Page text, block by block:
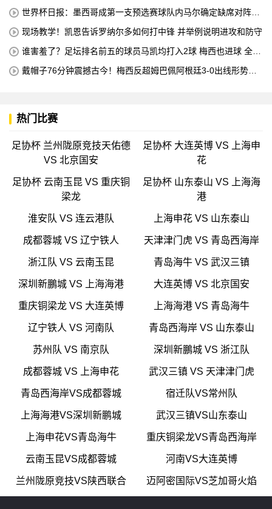
世界杯日报：墨西哥成第一支预选赛球队内马尔确定缺席对阵海
现场教学！凯恩告诉罗纳尔多如何打中锋 并举例说明进攻和防守
谁害羞了？足坛排名前五的球员马凯均打入2球 梅西也进球 全场
戴帽子76分钟震撼古今！梅西反超姆巴佩阿根廷3-0出线形势看
热门比赛
足协杯 兰州陇原竞技天佑德
VS 北京国安
足协杯 大连英博 VS 上海申
花
足协杯 云南玉昆 VS 重庆铜
梁龙
足协杯 山东泰山 VS 上海海
港
淮安队 VS 连云港队 上海申花 VS 山东泰山
成都蓉城 VS 辽宁铁人 天津津门虎 VS 青岛西海岸
浙江队 VS 云南玉昆 青岛海牛 VS 武汉三镇
深圳新鵬城 VS 上海海港 大连英博 VS 北京国安
重庆铜梁龙 VS 大连英博 上海海港 VS 青岛海牛
辽宁铁人 VS 河南队 青岛西海岸 VS 山东泰山
苏州队 VS 南京队 深圳新鵬城 VS 浙江队
成都蓉城 VS 上海申花 武汉三镇 VS 天津津门虎
青岛西海岸VS成都蓉城 宿迁队VS常州队
上海海港VS深圳新鹏城 武汉三镇VS山东泰山
上海申花VS青岛海牛 重庆铜梁龙VS青岛西海岸
云南玉昆VS成都蓉城 河南VS大连英博
兰州陇原竞技VS陕西联合 迈阿密国际VS芝加哥火焰